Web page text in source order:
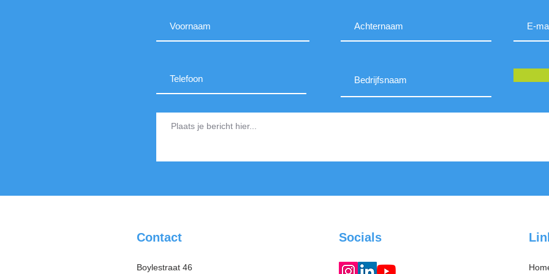
Contact
Boylestraat 46
Socials